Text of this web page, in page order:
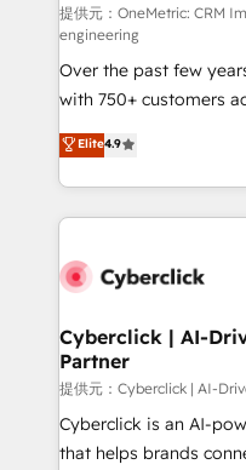
architecture, AI
delivered through our
for responsible AI adoption. As a
Partner and ISO
we blend strategy,
organisations scale
提供元：OneMetric: CRM
engineering
Over the past few
with 750+ customers
healthcare, real estate,
150+ HubSpot-
solutions to complex
Our Expertise 🔹 Onboarding & Implementation:
tailored to your GTM motion. 🔹
from other CRMs to
downtime. 🔹 RevOps Strategy: Align teams,
processes, and data to
Integrations: Connect
for better adoption. 🔹 Custom Solutions: Build
Elite4.9
Cyberclick | AI-
Partner
提供元：Cyberclick | AI-
Cyberclick is an AI-
that helps brands